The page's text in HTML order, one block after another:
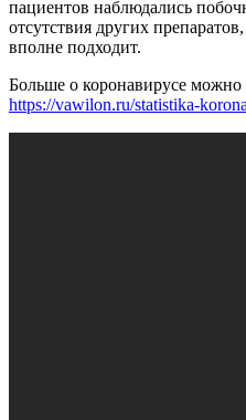
пациентов наблюдались
отсутствия других
вполне подходит.
Больше о коронавирусе можно
https://vawilon.ru/statistika-